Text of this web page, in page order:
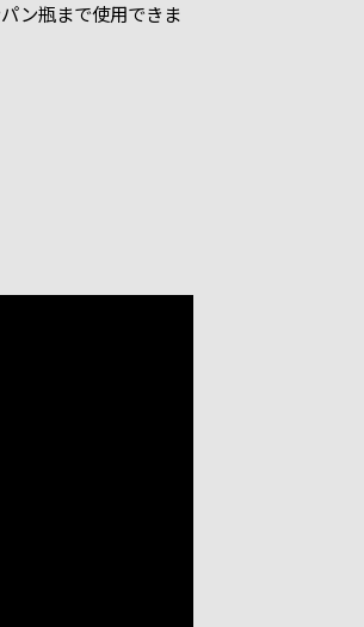
ン瓶まで使用できま